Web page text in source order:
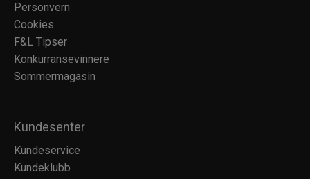
Personvern
Cookies
F&L Tipser
Konkurransevinnere
Sommermagasin
Kundesenter
Kundeservice
Kundeklubb